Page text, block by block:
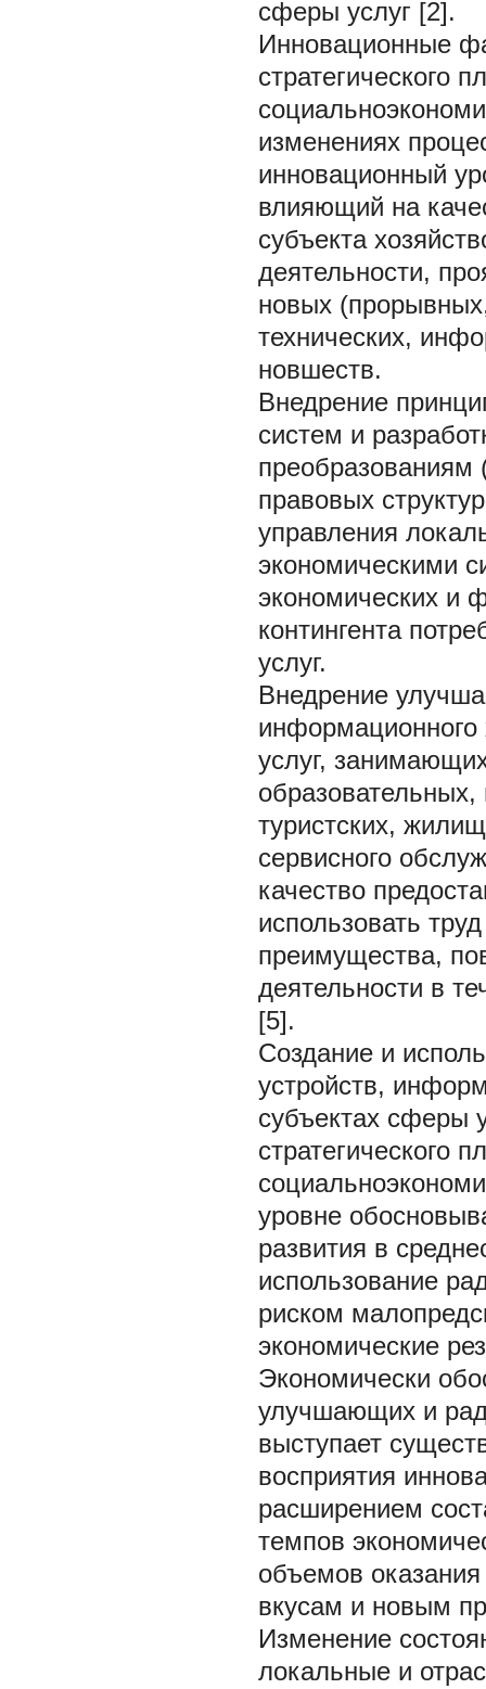
сферы услуг [2].
Инновационные
стратегического
изменениях
инновационный
влияющий на
субъекта
деятельности,
новых
технических,
новшеств.
Внедрение
систем и
преобразованиям
правовых
управления
экономическими
экономических и
контингента
услуг.
Внедрение
информационного
услуг,
туристских,
сервисного
качество
использовать
преимущества,
деятельности в
[5].
Создание и
устройств,
субъектах сферы
стратегического
уровне
развития в
использование
риском
экономические
Экономически
улучшающих и
выступает
восприятия
расширением
темпов
объемов
вкусам и новым
Изменение
локальные и